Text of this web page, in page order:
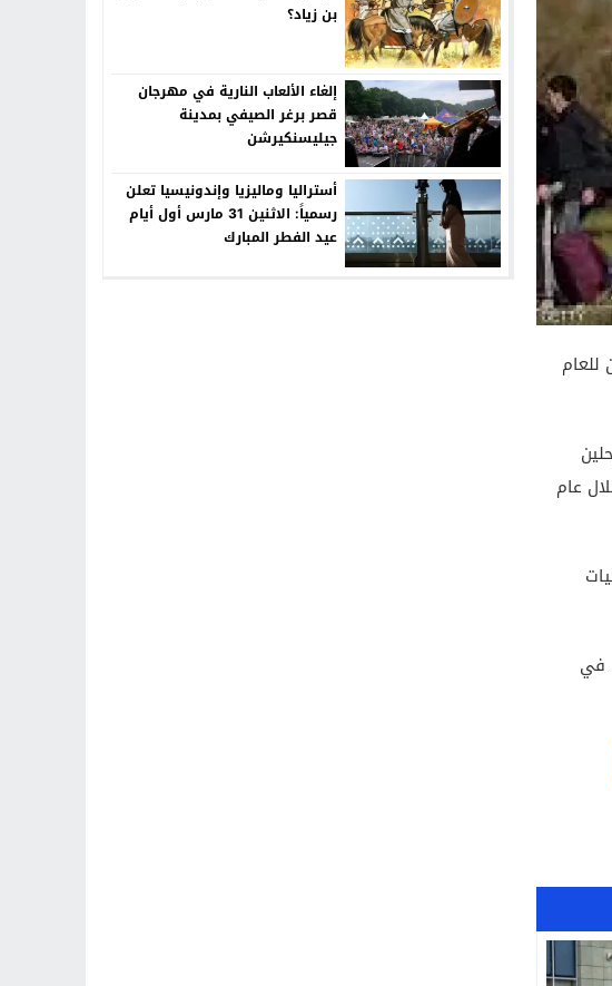
للعام
إلى 23617 حالة في عام 2018 و 23966 حالة خلال عام
عام 2019 بشكل قسري 2934 شخصا، في
بن زياد؟
إلغاء الألعاب النارية في مهرجان
قصر برغر الصيفي بمدينة
جيليسنكيرشن
أستراليا وماليزيا وإندونيسيا تعلن
رسمياً: الاثنين 31 مارس أول أيام
عيد الفطر المبارك